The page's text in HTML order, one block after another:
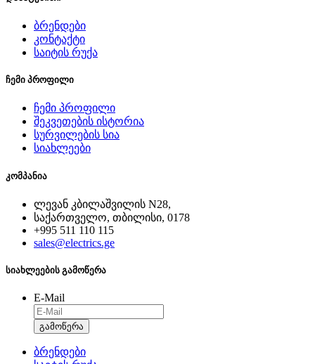
ბრენდები
კონტაქტი
საიტის რუქა
ჩემი პროფილი
ჩემი პროფილი
შეკვეთების ისტორია
სურვილების სია
სიახლეები
კომპანია
ლევან კბილაშვილის N28,
საქართველო, თბილისი, 0178
+995 511 110 115
sales@electrics.ge
სიახლეების გამოწერა
E-Mail
გამოწერა
ბრენდები